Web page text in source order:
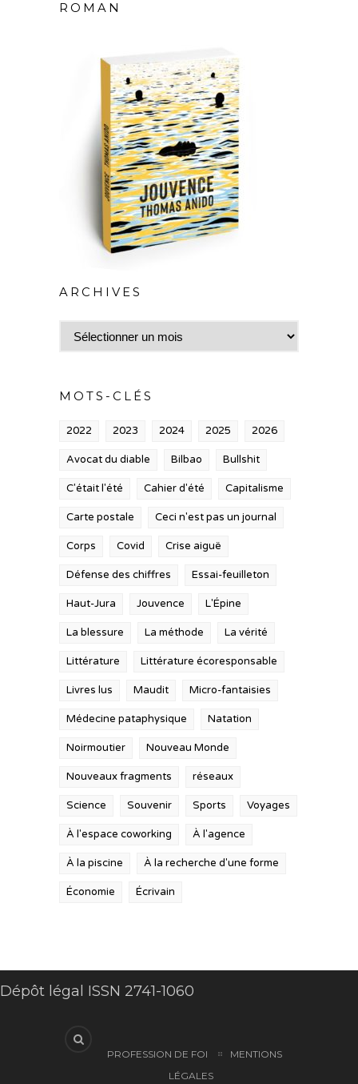
ROMAN
ARCHIVES
Archives
MOTS-CLÉS
2022 2023 2024 2025 2026
Avocat du diable Bilbao Bullshit
C'était l'été Cahier d'été Capitalisme
Carte postale Ceci n'est pas un journal
Corps Covid Crise aiguë
Défense des chiffres Essai-feuilleton
Haut-Jura Jouvence L'Épine
La blessure La méthode La vérité
Littérature Littérature écoresponsable
Livres lus Maudit Micro-fantaisies
Médecine pataphysique Natation
Noirmoutier Nouveau Monde
Nouveaux fragments réseaux
Science Souvenir Sports Voyages
À l'espace coworking À l'agence
À la piscine À la recherche d'une forme
Économie Écrivain
Dépôt légal ISSN 2741-1060
PROFESSION DE FOI
MENTIONS
LÉGALES